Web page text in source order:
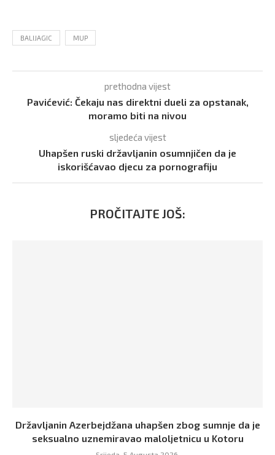
BALIJAGIC MUP
prethodna vijest
Pavićević: Čekaju nas direktni dueli za opstanak,
moramo biti na nivou
sljedeća vijest
Uhapšen ruski državljanin osumnjičen da je
iskorišćavao djecu za pornografiju
PROČITAJTE JOŠ:
Državljanin Azerbejdžana uhapšen zbog sumnje da je
seksualno uznemiravao maloljetnicu u Kotoru